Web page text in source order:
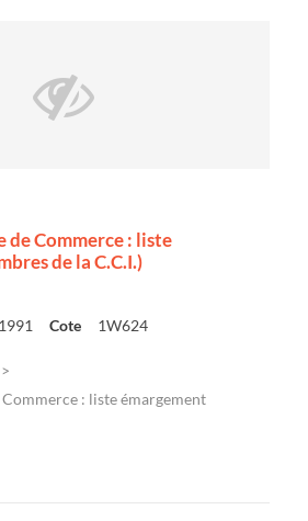
de Commerce : liste
de la C.C.I.)
Cote 1W624
: liste émargement